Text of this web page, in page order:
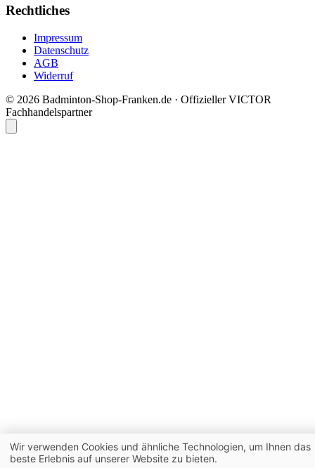
Rechtliches
Impressum
Datenschutz
AGB
Widerruf
© 2026 Badminton-Shop-Franken.de · Offizieller VICTOR
Fachhandelspartner
Wir verwenden Cookies und ähnliche Technologien, um Ihnen das
beste Erlebnis auf unserer Website zu bieten.